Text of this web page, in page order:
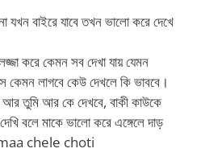
যখন বাইরে যাবে তখন ভালো করে দেখে
করে কেমন সব দেখা যায় যেমন
কেমন লাগবে কেউ দেখলে কি ভাববে।
তুমি আর কে দেখবে, বাকী কাউকে
বলে মাকে ভালো করে এঙ্গেলে দাড়
maa chele choti